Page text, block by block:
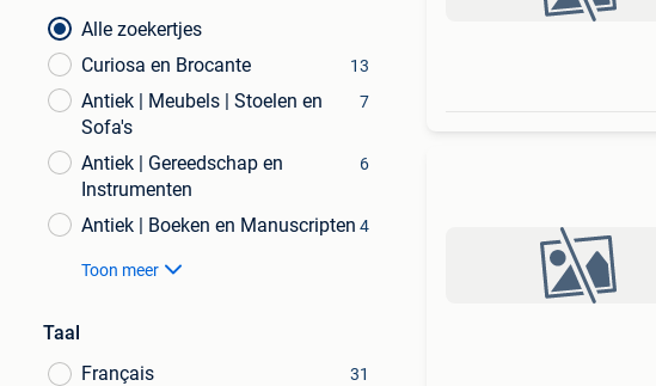
Alle zoekertjes
Curiosa en Brocante
13
Antiek | Meubels | Stoelen en
Sofa's
7
Antiek | Gereedschap en
Instrumenten
6
Antiek | Boeken en Manuscripten 4
Toon meer
Taal
Français
31